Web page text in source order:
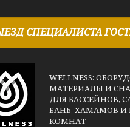
СПЕЦИАЛИСТА
WELLNESS:
МАТЕРИАЛЫ И
ДЛЯ БАССЕЙНОВ,
БАНЬ, ХАМАМОВ И
КОМНАТ